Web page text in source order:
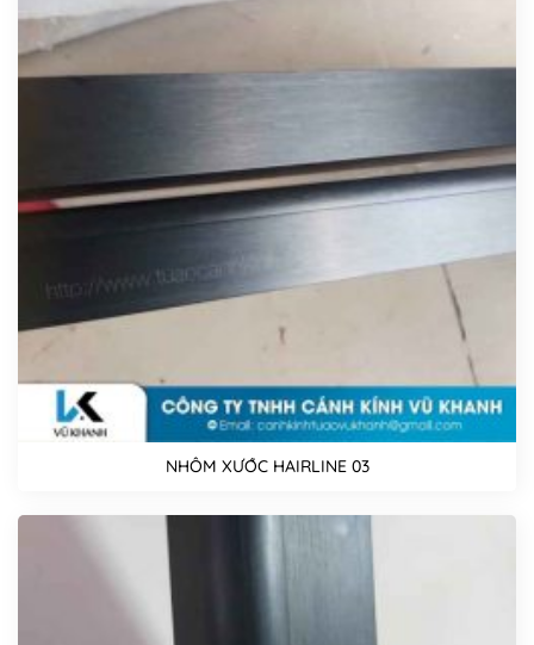
NHÔM XƯỚC HAIRLINE 03